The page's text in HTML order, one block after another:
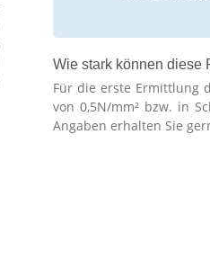
Wie stark können diese
Für die erste Ermittlung
von 0,5N/mm² bzw. in
Angaben erhalten Sie